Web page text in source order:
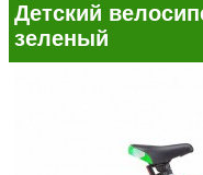
Детский
зеленый